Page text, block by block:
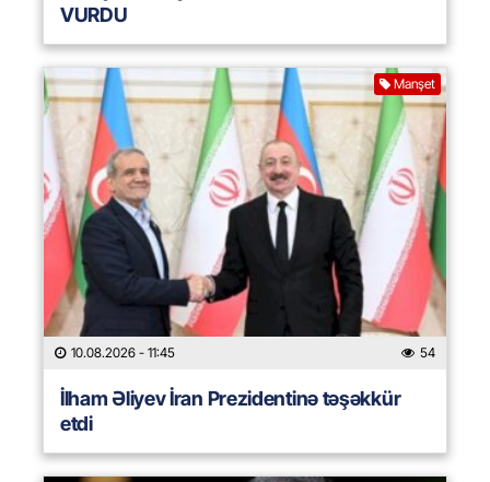
VURDU
Manşet
10.08.2026 - 11:45 54
İlham Əliyev İran Prezidentinə təşəkkür
etdi